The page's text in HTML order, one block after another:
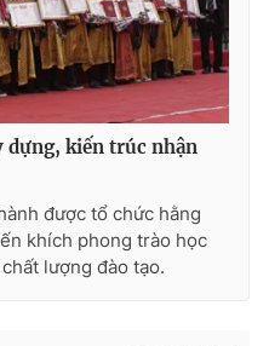
dựng, kiến trúc nhận
được tổ chức hằng
khích phong trào học
lượng đào tạo.